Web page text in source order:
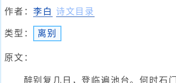
作者：李白 诗文目录
类型： 离别
原文：
醉别复几日，登临遍池台。何时石门
史李白
城主簿至郭南月桥却回…留饮赠之
北
李白
史李白